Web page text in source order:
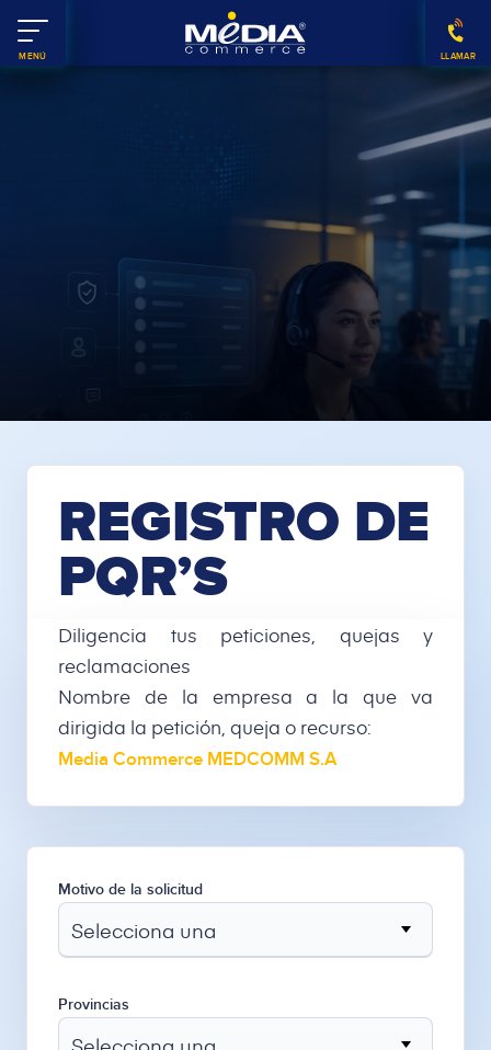
REGISTRO DE
PQR’S
Diligencia tus peticiones, quejas y
reclamaciones
Nombre de la empresa a la que va
dirigida la petición, queja o recurso:
Media Commerce MEDCOMM S.A
Motivo de la solicitud
Provincias